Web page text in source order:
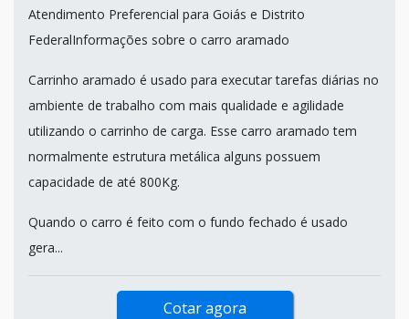
Atendimento Preferencial para Goiás e Distrito
FederalInformações sobre o carro aramado
Carrinho aramado é usado para executar tarefas diárias no
ambiente de trabalho com mais qualidade e agilidade
utilizando o carrinho de carga. Esse carro aramado tem
normalmente estrutura metálica alguns possuem
capacidade de até 800Kg.
Quando o carro é feito com o fundo fechado é usado
gera...
Cotar agora